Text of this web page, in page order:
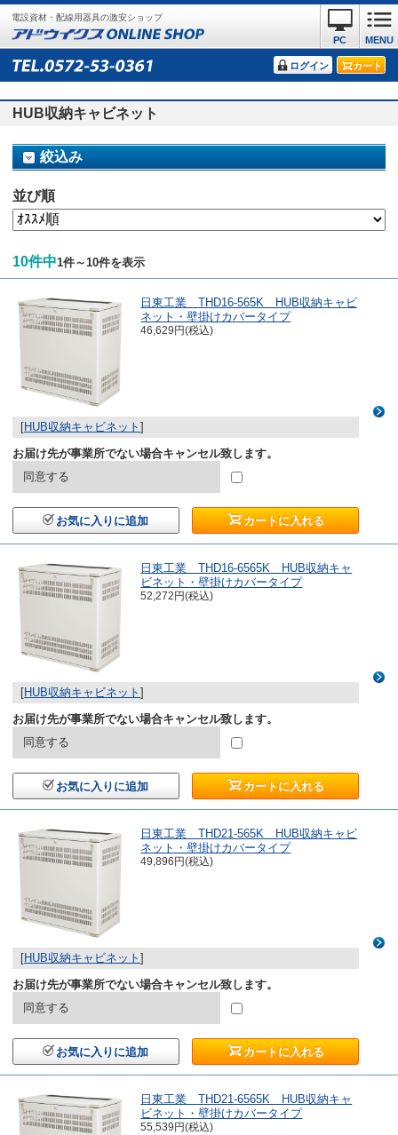
電設資材・配線用器具の激安ショップ
MENU
PC
ログイン カート
HUB収納キャビネット
絞込み
並び順
10件中1件～10件を表示
日東工業 THD16-565K HUB収納キャビ
ネット・壁掛けカバータイプ
46,629円(税込)
[HUB収納キャビネット ]
お届け先が事業所でない場合キャンセル致します。
同意する
お気に入りに追加 カートに入れる
日東工業 THD16-6565K HUB収納キャ
ビネット・壁掛けカバータイプ
52,272円(税込)
[HUB収納キャビネット ]
お届け先が事業所でない場合キャンセル致します。
同意する
お気に入りに追加 カートに入れる
日東工業 THD21-565K HUB収納キャビ
ネット・壁掛けカバータイプ
49,896円(税込)
[HUB収納キャビネット ]
お届け先が事業所でない場合キャンセル致します。
同意する
お気に入りに追加 カートに入れる
日東工業 THD21-6565K HUB収納キャ
ビネット・壁掛けカバータイプ
55,539円(税込)